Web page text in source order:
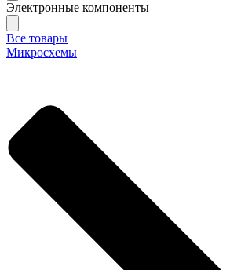
Электронные компоненты
Все товары
Микросхемы